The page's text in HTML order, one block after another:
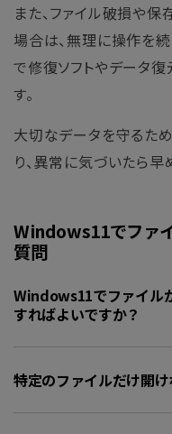
また、ファイル破損や
場合は、無理に操作を
で修復ソフトやデータ
す。
大切なデータを守るた
り、異常に気づいたら早
Windows11でファ
質問
Windows11でファイル
すればよいですか？
特定のファイルだけ開